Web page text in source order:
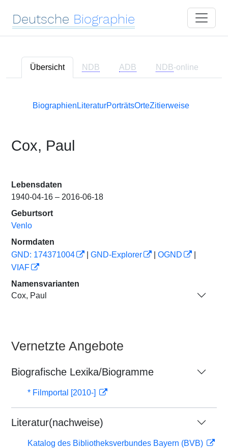
Deutsche Biographie
Übersicht NDB ADB NDB-online
Biographien LiteraturPorträtsOrteZitierweise
Cox, Paul
Lebensdaten
1940-04-16 – 2016-06-18
Geburtsort
Venlo
Normdaten
GND: 174371004
GND-Explorer OGND
VIAF
Namensvarianten
Cox, Paul
Vernetzte Angebote
Biografische Lexika/Biogramme
* Filmportal [2010-]
Literatur(nachweise)
Katalog des Bibliotheksverbundes Bayern (BVB)